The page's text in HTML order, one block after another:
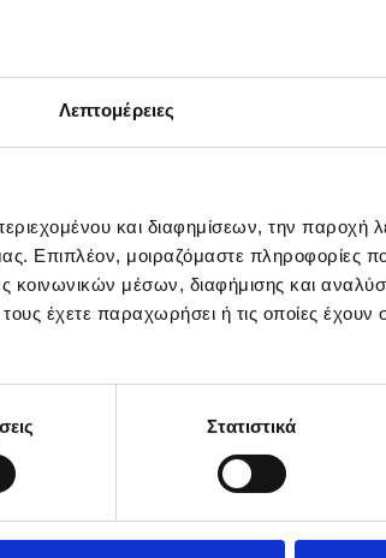
Λεπτομέρειες
και διαφημίσεων, την παροχή
Επιπλέον, μοιραζόμαστε πληροφορίες
κοινωνικών μέσων, διαφήμισης και
έχετε παραχωρήσει ή τις οποίες έχουν
Στατιστικά